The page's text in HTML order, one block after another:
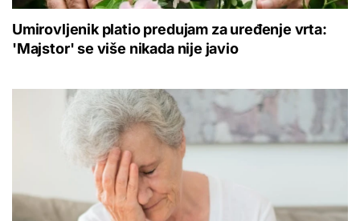
Umirovljenik platio predujam za uređenje vrta:
'Majstor' se više nikada nije javio